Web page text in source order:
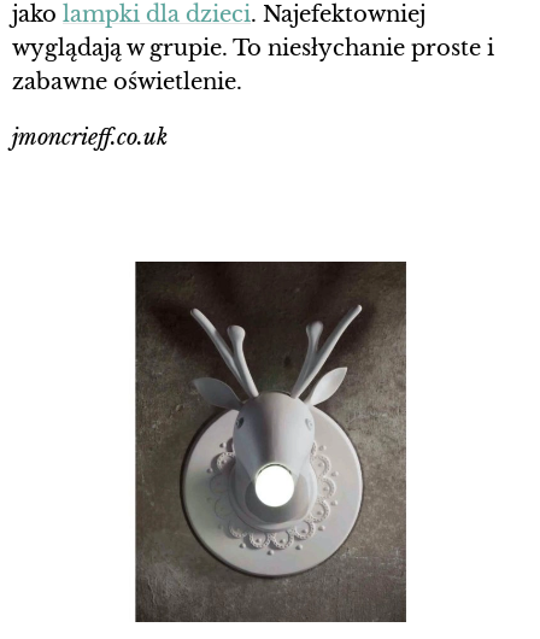
jako lampki dla dzieci. Najefektowniej
wyglądają w grupie. To niesłychanie proste i
zabawne oświetlenie.
jmoncrieff.co.uk